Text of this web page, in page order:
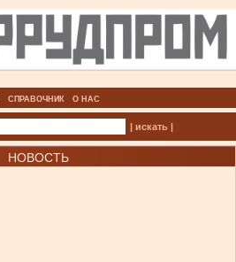
СПРАВОЧНИК О НАС
| искать |
НОВОСТЬ